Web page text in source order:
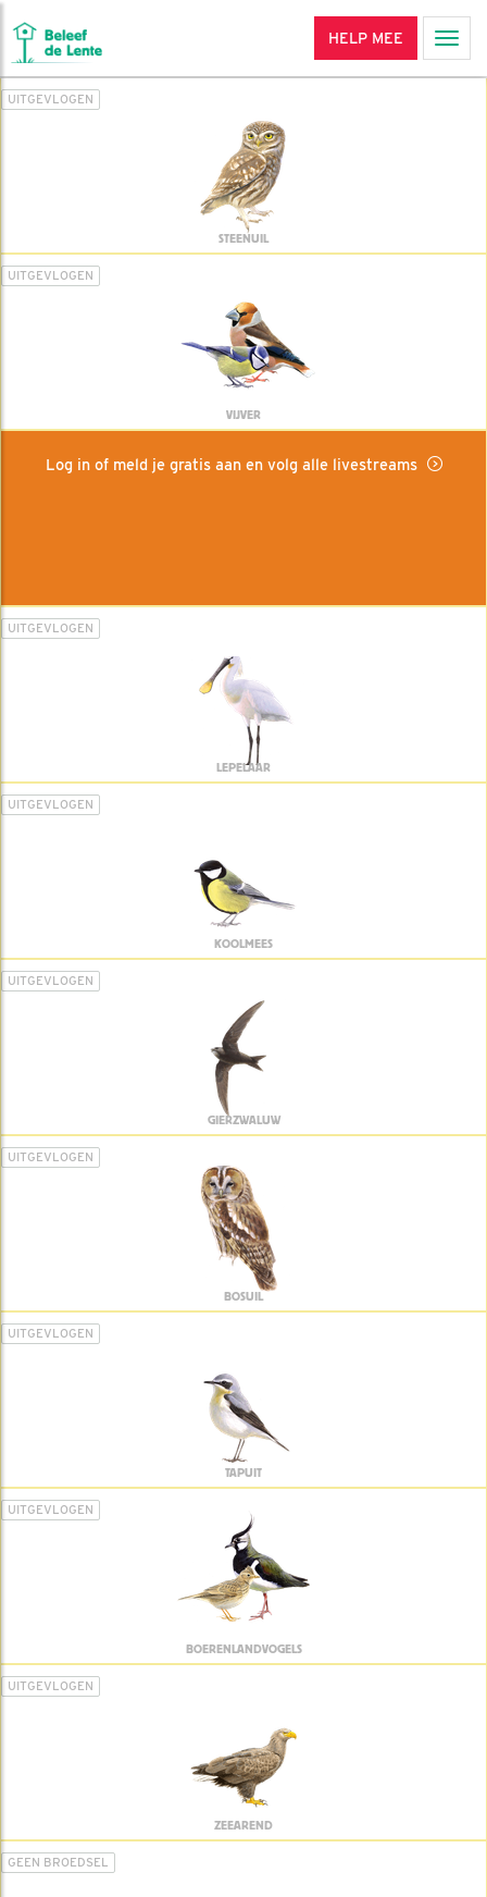
HELP MEE
UITGEVLOGEN
STEENUIL
UITGEVLOGEN
VIJVER
Log in of meld je gratis aan en volg alle livestreams
UITGEVLOGEN
LEPELAAR
UITGEVLOGEN
KOOLMEES
UITGEVLOGEN
GIERZWALUW
UITGEVLOGEN
BOSUIL
UITGEVLOGEN
TAPUIT
UITGEVLOGEN
BOERENLANDVOGELS
UITGEVLOGEN
ZEEAREND
GEEN BROEDSEL